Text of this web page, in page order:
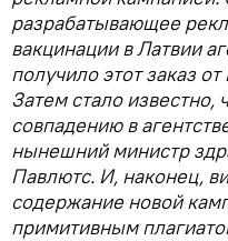
разрабатывающее
вакцинации в Латвии
получило этот заказ
Затем стало известно,
совпадению в
нынешний министр
Павлютс. И, наконец,
содержание новой
примитивным